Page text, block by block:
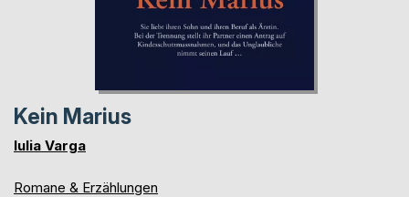
Kein Marius
Iulia Varga
Romane & Erzählungen